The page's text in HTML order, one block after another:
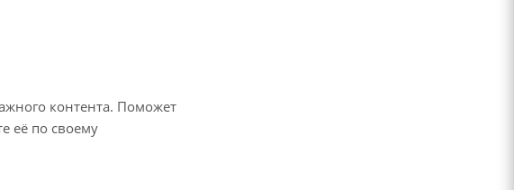
контента. Поможет
её по своему